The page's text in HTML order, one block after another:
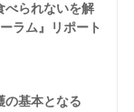
べられないを解
ラム』リポート
の基本となる